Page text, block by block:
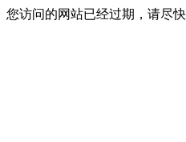
您访问的网站已经过期，请尽